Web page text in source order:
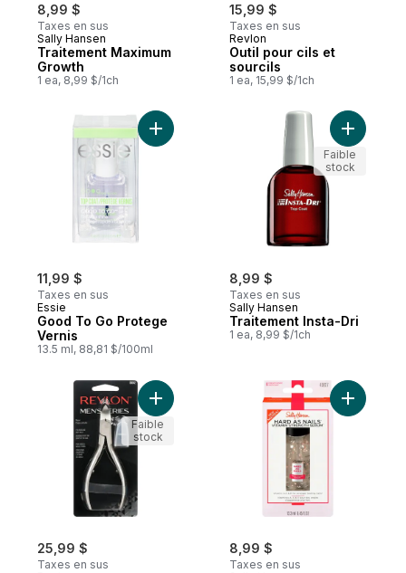
8,99 $
Taxes en sus
Sally Hansen
Traitement Maximum
Growth
1 ea, 8,99 $/1ch
15,99 $
Taxes en sus
Revlon
Outil pour cils et
sourcils
1 ea, 15,99 $/1ch
11,99 $
Taxes en sus
Essie
Good To Go Protege
Vernis
13.5 ml, 88,81 $/100ml
Ajouter Good To Go Protege Vernis au
8,99 $
Taxes en sus
Sally Hansen
Traitement Insta-Dri
1 ea, 8,99 $/1ch
Ajouter
Faible
stock
25,99 $
Taxes en sus
Ajouter Pince à cuticules pour hommes
Faible
stock
8,99 $
Taxes en sus
Ajouter